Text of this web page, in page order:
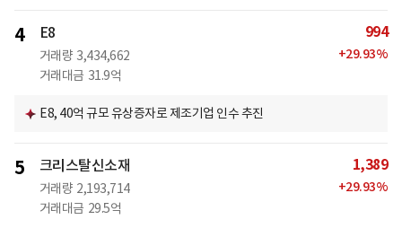
4 E8
거래량 3,434,662
거래대금 31.9억
994
+29.93%
E8, 40억 규모 유상증자로 제조기업 인수 추진
5 크리스탈신소재
거래량 2,193,714
거래대금 29.5억
1,389
+29.93%